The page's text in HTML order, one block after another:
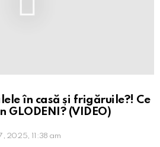
în casă și frigăruile?! Ce
GLODENI? (VIDEO)
2025, 11:38 am